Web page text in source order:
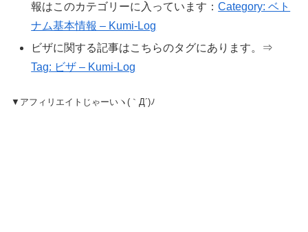
報はこのカテゴリーに入っています：Category: ベト
ナム基本情報 – Kumi-Log
ビザに関する記事はこちらのタグにあります。⇒
Tag: ビザ – Kumi-Log
▼アフィリエイトじゃーいヽ(｀Д´)ﾉ